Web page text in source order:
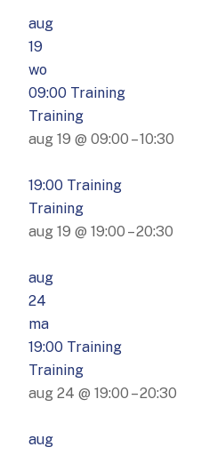
aug
19
wo
09:00 Training
Training
aug 19 @ 09:00 – 10:30
19:00 Training
Training
aug 19 @ 19:00 – 20:30
aug
24
ma
19:00 Training
Training
aug 24 @ 19:00 – 20:30
aug